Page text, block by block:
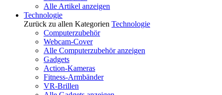
Alle Artikel anzeigen
Technologie
Zurück zu allen Kategorien Technologie
Computerzubehör
Webcam-Cover
Alle Computerzubehör anzeigen
Gadgets
Action-Kameras
Fitness-Armbänder
VR-Brillen